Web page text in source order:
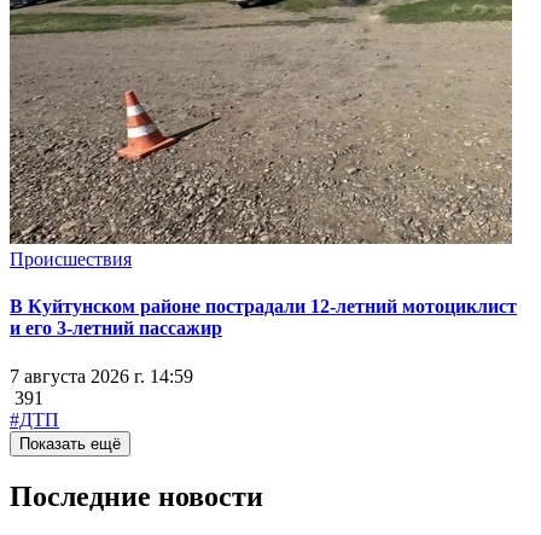
Происшествия
В Куйтунском районе пострадали 12-летний мотоциклист
и его 3-летний пассажир
7 августа 2026 г. 14:59
391
#ДТП
Показать ещё
Последние новости